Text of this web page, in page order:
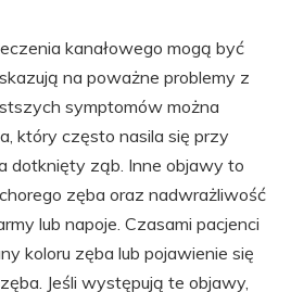
kanałowego mogą być
na poważne problemy z
symptomów można
który często nasila się przy
dotknięty ząb. Inne objawy to
zęba oraz nadwrażliwość
lub napoje. Czasami pacjenci
koloru zęba lub pojawienie się
Jeśli występują te objawy,